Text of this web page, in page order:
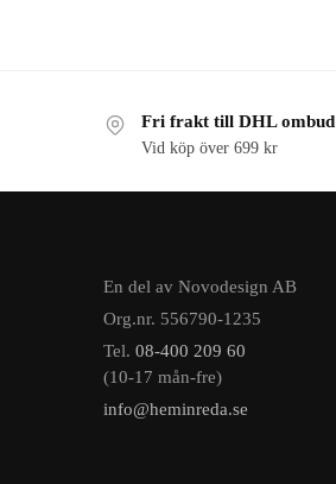
Fri frakt till DHL ombud
Vid köp över 699 kr
En del av Novodesign AB
Org.nr. 556790-1235
Tel. 08-400 209 60
(10-17 mån-fre)
info@heminreda.se